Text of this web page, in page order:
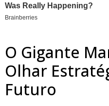
O Gigante
Olhar
Futuro